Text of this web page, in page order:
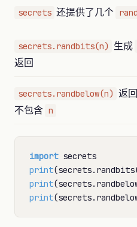
secrets 还提供了几个
secrets.randbits(n) 生成
返回
secrets.randbelow(n) 返
不包含 n
import
print
print
print